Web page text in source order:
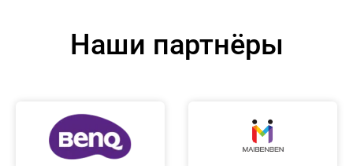
Наши партнёры